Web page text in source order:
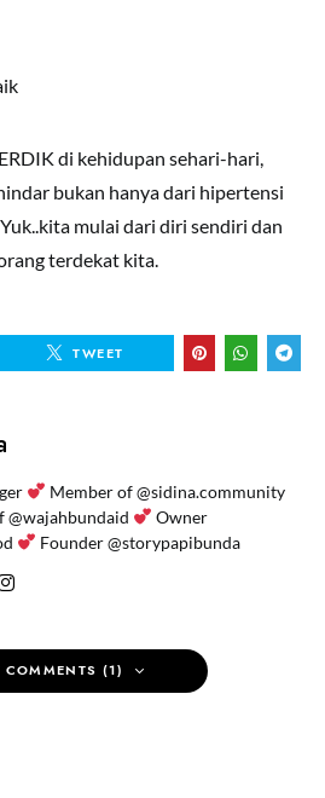
di kehidupan sehari-hari,
bukan hanya dari hipertensi
mulai dari diri sendiri dan
terdekat kita.
TWEET
Member of @sidina.community
@wajahbundaid
Owner
Founder @storypapibunda
COMMENTS (1)